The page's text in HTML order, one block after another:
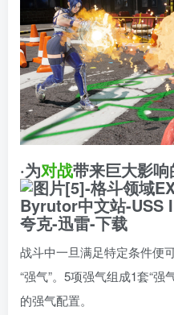
·为对战带来巨大影
战斗中一旦满足特定条件便
“强气”。5项强气组成1套“
的强气配置。